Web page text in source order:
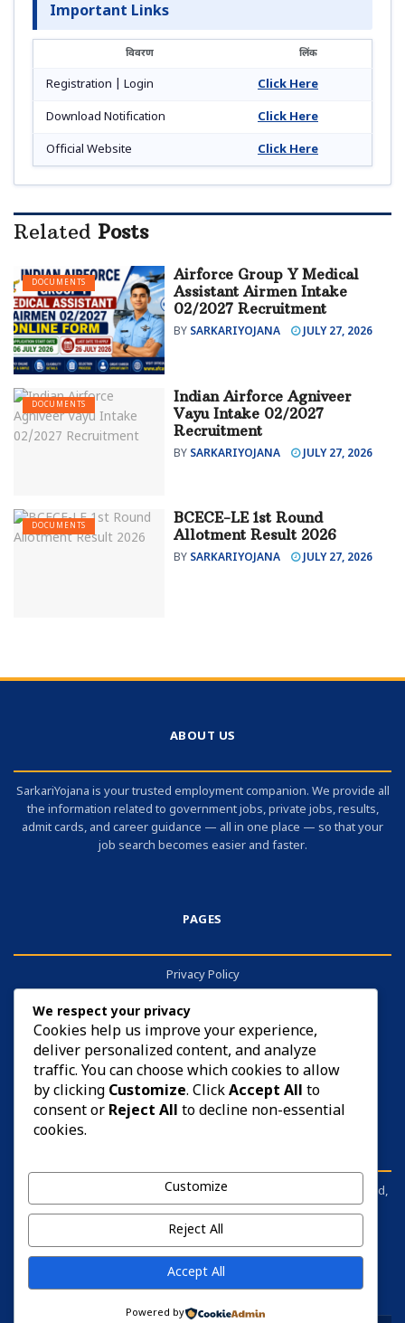
Important Links
विवरण लिंक
Registration | Login Click Here
Download Notification Click Here
Official Website Click Here
Related Posts
DOCUMENTS
Airforce Group Y Medical
Assistant Airmen Intake
02/2027 Recruitment
BY SARKARIYOJANA JULY 27, 2026
DOCUMENTS
Indian Airforce Agniveer
Vayu Intake 02/2027
Recruitment
BY SARKARIYOJANA JULY 27, 2026
DOCUMENTS
BCECE-LE 1st Round
Allotment Result 2026
BY SARKARIYOJANA JULY 27, 2026
ABOUT US
SarkariYojana is your trusted employment companion. We provide all
the information related to government jobs, private jobs, results,
admit cards, and career guidance — all in one place — so that your
job search becomes easier and faster.
PAGES
Privacy Policy
Contact
Cookies
sarkariyojana.info is not affiliated with any government body, board,
commission, or ministry. It is an independent information portal.
Before applying for anything, please visit the respective official
website and read the notification carefully.
We respect your privacy
Cookies help us improve your experience,
deliver personalized content, and analyze
traffic. You can choose which cookies to allow
by clicking Customize. ClickAccept All to
consent or Reject All to decline non-essential
cookies.
Customize
Reject All
Accept All
Powered by